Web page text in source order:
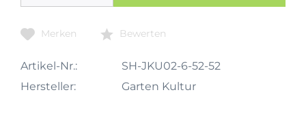
Merken Bewerten
Artikel-Nr.:
SH-JKU02-6-52-52
Hersteller:
Garten Kultur